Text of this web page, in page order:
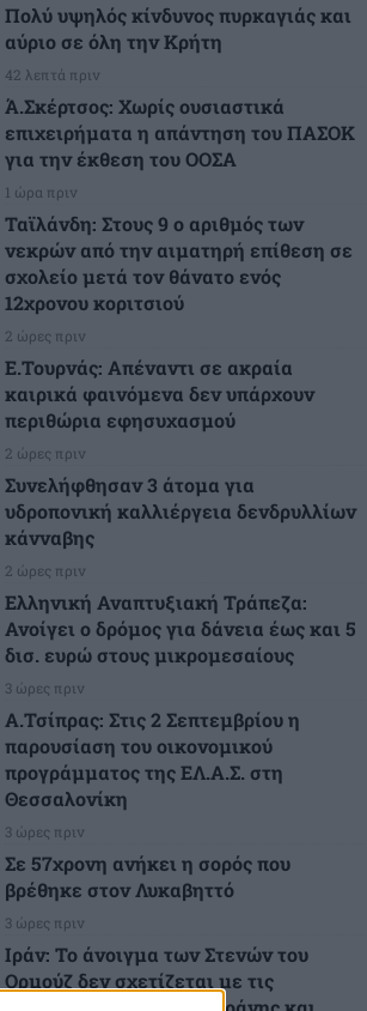
Πολύ υψηλός κίνδυνος πυρκαγιάς και
αύριο σε όλη την Κρήτη
42 λεπτά πριν
Ά.Σκέρτσος: Χωρίς ουσιαστικά
επιχειρήματα η απάντηση του ΠΑΣΟΚ
για την έκθεση του ΟΟΣΑ
1 ώρα πριν
Ταϊλάνδη: Στους 9 ο αριθμός των
νεκρών από την αιματηρή επίθεση σε
σχολείο μετά τον θάνατο ενός
12χρονου κοριτσιού
2 ώρες πριν
Ε.Τουρνάς: Απέναντι σε ακραία
καιρικά φαινόμενα δεν υπάρχουν
περιθώρια εφησυχασμού
2 ώρες πριν
Συνελήφθησαν 3 άτομα για
υδροπονική καλλιέργεια δενδρυλλίων
κάνναβης
2 ώρες πριν
Ελληνική Αναπτυξιακή Τράπεζα:
Ανοίγει ο δρόμος για δάνεια έως και 5
δισ. ευρώ στους μικρομεσαίους
3 ώρες πριν
Α.Τσίπρας: Στις 2 Σεπτεμβρίου η
παρουσίαση του οικονομικού
προγράμματος της ΕΛ.Α.Σ. στη
Θεσσαλονίκη
3 ώρες πριν
Σε 57χρονη ανήκει η σορός που
βρέθηκε στον Λυκαβηττό
3 ώρες πριν
Ιράν: Το άνοιγμα των Στενών του
Ορμούζ δεν σχετίζεται με τις